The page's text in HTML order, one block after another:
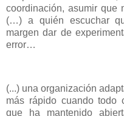
coordinación, asumir que
(…) a quién escuchar
margen dar de
error…
(...) una organización
más rápido cuando todo
que ha mantenido